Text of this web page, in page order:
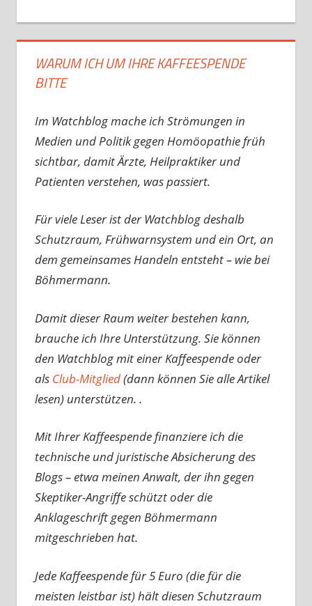
WARUM ICH UM IHRE KAFFEESPENDE
BITTE
Im Watchblog mache ich Strömungen in
Medien und Politik gegen Homöopathie früh
sichtbar, damit Ärzte, Heilpraktiker und
Patienten verstehen, was passiert.
Für viele Leser ist der Watchblog deshalb
Schutzraum, Frühwarnsystem und ein Ort, an
dem gemeinsames Handeln entsteht – wie bei
Böhmermann.
Damit dieser Raum weiter bestehen kann,
brauche ich Ihre Unterstützung. Sie können
den Watchblog mit einer Kaffeespende oder
als Club-Mitglied(dann können Sie alle Artikel
lesen) unterstützen. .
Mit Ihrer Kaffeespende finanziere ich die
technische und juristische Absicherung des
Blogs – etwa meinen Anwalt, der ihn gegen
Skeptiker-Angriffe schützt oder die
Anklageschrift gegen Böhmermann
mitgeschrieben hat.
Jede Kaffeespende für 5 Euro (die für die
meisten leistbar ist) hält diesen Schutzraum